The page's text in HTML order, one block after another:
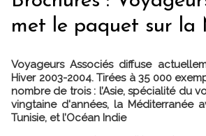
met le paquet sur la
Voyageurs Associés diffuse
Hiver 2003-2004. Tirées à 35 000
nombre de trois : l’Asie, spécialité du
vingtaine d'années, la Méditerranée
Tunisie, et l’Océan Indie